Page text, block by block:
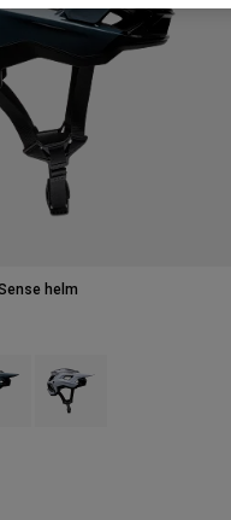
helm
of Suikerspin Roze.
swatch type of Galaxy Blue.
Product swatch type of Wit.